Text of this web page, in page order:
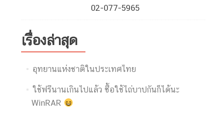
02-077-5965
เรื่องล่าสุด
อุทยานแห่งชาติในประเทศไทย
ใช้ฟรีนานเกินไปแล้ว ซื้อใช้ไถ่บาปกันก็ได้นะ
WinRAR